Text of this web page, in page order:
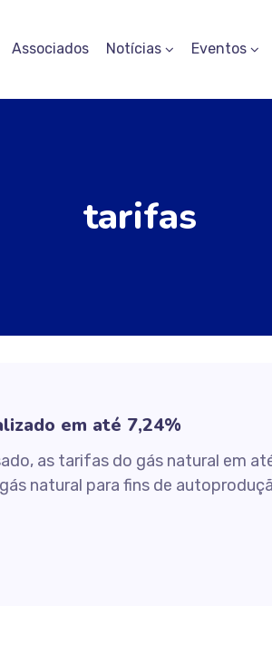
Associados Notícias Eventos
tarifas
em até 7,24%
as tarifas do gás natural em
natural para fins de